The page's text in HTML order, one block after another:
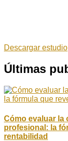
Descargar estudio
Últimas
Cómo evaluar la
profesional: la
rentabilidad